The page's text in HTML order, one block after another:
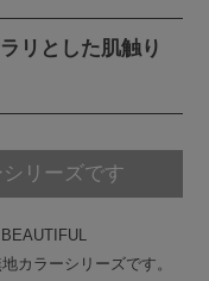
リとした肌触り
リーズです
カラーシリーズです。